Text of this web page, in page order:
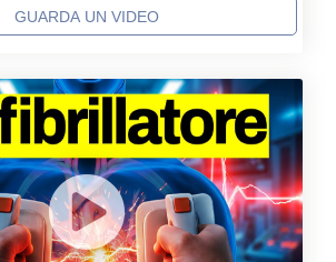
GUARDA UN VIDEO